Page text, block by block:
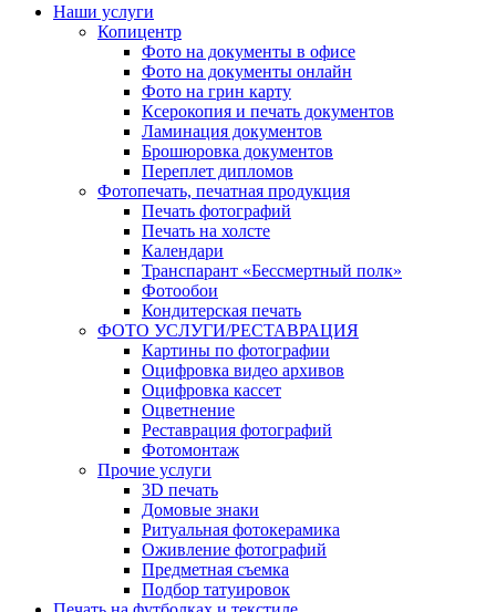
Наши услуги
Копицентр
Фото на документы в офисе
Фото на документы онлайн
Фото на грин карту
Ксерокопия и печать документов
Ламинация документов
Брошюровка документов
Переплет дипломов
Фотопечать, печатная продукция
Печать фотографий
Печать на холсте
Календари
Транспарант «Бессмертный полк»
Фотообои
Кондитерская печать
ФОТО УСЛУГИ/РЕСТАВРАЦИЯ
Картины по фотографии
Оцифровка видео архивов
Оцифровка кассет
Оцветнение
Реставрация фотографий
Фотомонтаж
Прочие услуги
3D печать
Домовые знаки
Ритуальная фотокерамика
Оживление фотографий
Предметная съемка
Подбор татуировок